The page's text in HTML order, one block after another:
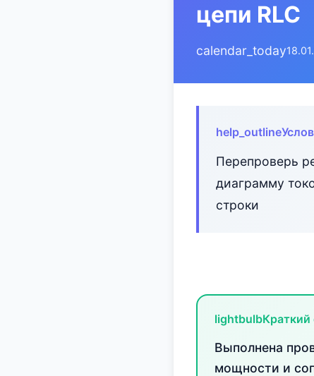
цепи RLC
calendar_today
help_outline
Перепроверь
диаграмму
строки
lightbulbКраткий
Выполнена
мощности и